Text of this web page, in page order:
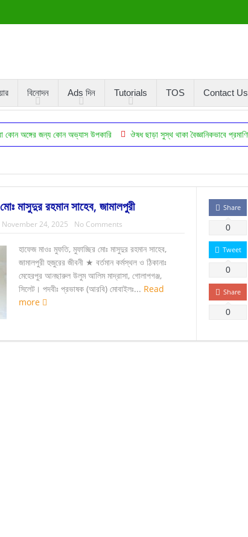
বিনোদন Ads দিন Tutorials TOS Contact Us
জন্য কোন অভ্যাস উপকারি ঔষধ ছাড়া সুস্থ থাকা বৈজ্ঞানিকভাবে প্রমাণিত ১০টি উপায়
মাসুদুর রহমান সাহেব, জামালপুরী
November 24, 2025 No Comments
হাফেজ মাওঃ মুফতি, মুফাচ্ছির মোঃ মাসুদুর রহমান সাহেব,
জামালপুরী হুজুরের জীবনী ★ বর্তমান কর্মস্থল ও ঠিকানাঃ
মেহেরপুর আনছারুল উলুম আলিম মাদ্রাসা, গোলাপগঞ্জ,
সিলেট। পদবীঃ প্রভাষক (আরবি) মোবাইলঃ... Read
more
Share
0
Tweet
0
Share
0